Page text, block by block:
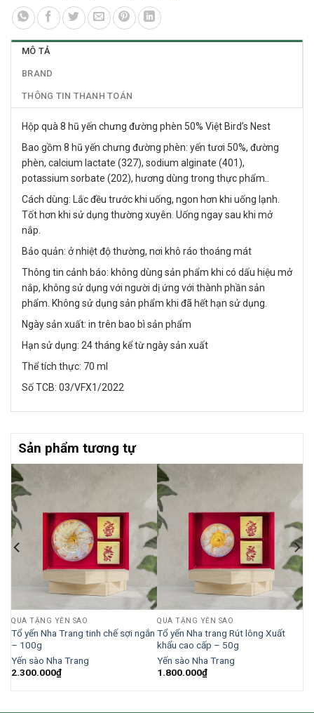
MÔ TẢ
BRAND
THÔNG TIN THANH TOÁN
Hộp quà 8 hũ yến chưng đường phèn 50% Việt Bird’s Nest
Bao gồm 8 hũ yến chưng đường phèn: yến tươi 50%, đường
phèn, calcium lactate (327), sodium alginate (401),
potassium sorbate (202), hương dùng trong thực phẩm..
Cách dùng: Lắc đều trước khi uống, ngon hơn khi uống lạnh.
Tốt hơn khi sử dụng thường xuyên. Uống ngay sau khi mở
nắp.
Bảo quản: ở nhiệt độ thường, nơi khô ráo thoáng mát
Thông tin cảnh báo: không dùng sản phẩm khi có dấu hiệu mở
nắp, không sử dụng với người dị ứng với thành phần sản
phẩm. Không sử dụng sản phẩm khi đã hết hạn sử dụng.
Ngày sản xuất: in trên bao bì sản phẩm
Hạn sử dụng: 24 tháng kể từ ngày sản xuất
Thể tích thực: 70 ml
Số TCB: 03/VFX1/2022
Sản phẩm tương tự
QUÀ TẶNG YẾN SÀO
Tổ yến Nha Trang tinh chế sợi ngắn
– 100g
Yến sào Nha Trang
2.300.000₫
QUÀ TẶNG YẾN SÀO
Tổ yến Nha trang Rút lông Xuất
khẩu cao cấp – 50g
Yến sào Nha Trang
1.800.000₫